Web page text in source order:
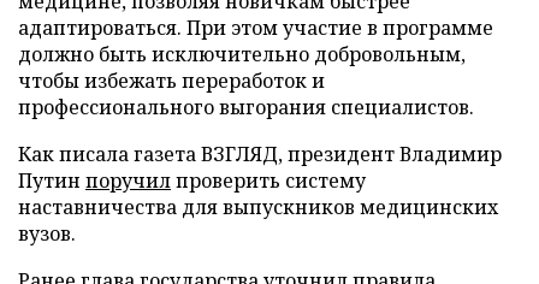
адаптироваться. При этом участие в программе
должно быть исключительно добровольным,
чтобы избежать переработок и
профессионального выгорания специалистов.
Как писала газета ВЗГЛЯД, президент Владимир
Путин поручилпроверить систему
наставничества для выпускников медицинских
вузов.